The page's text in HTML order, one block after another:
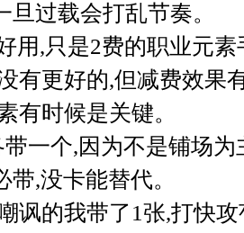
旦过载会打乱节奏。
用,只是2费的职业元
有更好的,但减费效果
有时候是关键。
一个,因为不是铺场
,没卡能替代。
讽的我带了1张,打快